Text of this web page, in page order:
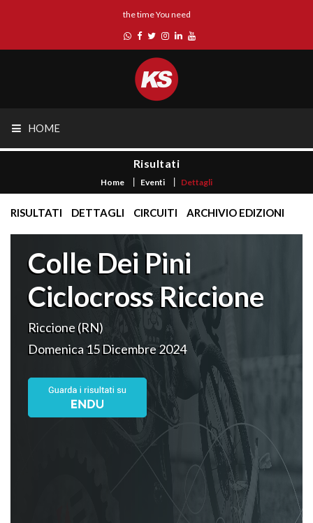
the time You need
HOME
Risultati
Home Eventi Dettagli
RISULTATI DETTAGLI CIRCUITI ARCHIVIO EDIZIONI
Colle Dei Pini
Ciclocross Riccione
Riccione (RN)
Domenica 15 Dicembre 2024